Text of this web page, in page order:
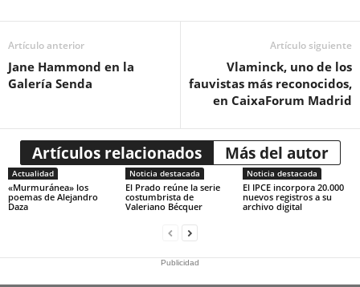
Artículo anterior
Jane Hammond en la
Galería Senda
Artículo siguiente
Vlaminck, uno de los
fauvistas más reconocidos,
en CaixaForum Madrid
Artículos relacionados Más del autor
Actualidad
«Murmuránea» los
poemas de Alejandro
Daza
Noticia destacada
El Prado reúne la serie
costumbrista de
Valeriano Bécquer
Noticia destacada
El IPCE incorpora 20.000
nuevos registros a su
archivo digital
Publicidad